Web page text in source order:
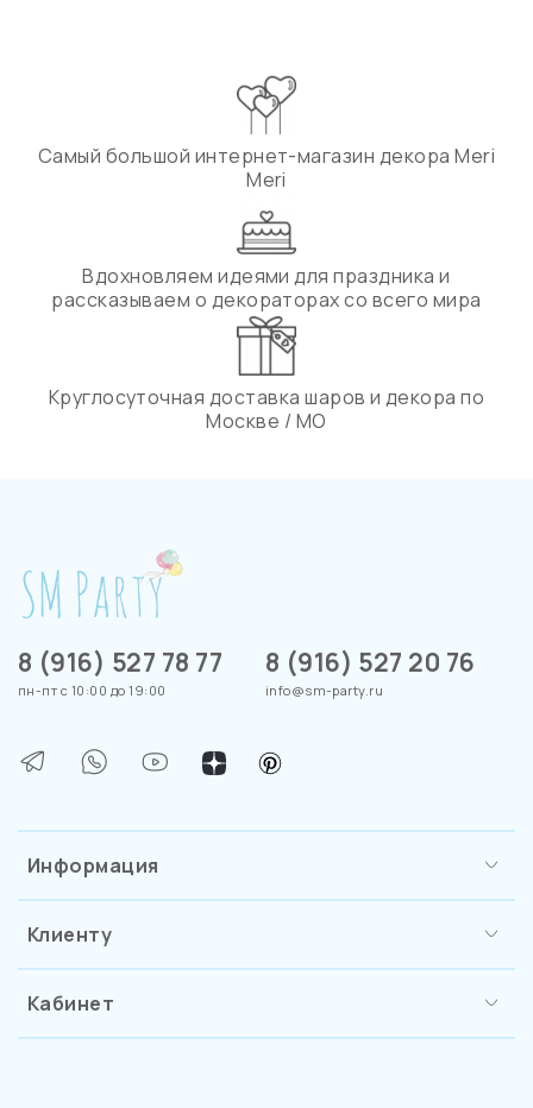
Самый большой интернет-магазин декора Meri
Meri
Вдохновляем идеями для праздника и
рассказываем о декораторах со всего мира
Круглосуточная доставка шаров и декора по
Москве / МО
Информация
Клиенту
Кабинет
8 (916) 527 78 77
пн-пт с 10:00 до 19:00
8 (916) 527 20 76
info@sm-party.ru